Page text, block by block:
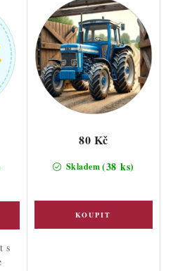
s
Skladem(38 ks)
80 Kč